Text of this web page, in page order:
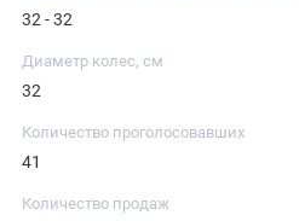
32 - 32
Диаметр колес, см
32
Количество проголосовавших
41
Количество продаж